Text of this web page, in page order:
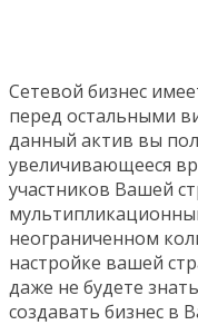
Сетевой бизнес
перед остальными
данный актив вы
увеличивающееся
участников Вашей
неограниченном
настройке вашей
даже не будете
создавать бизнес в